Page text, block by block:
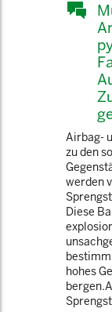
Airbag-
zu den
werden
Diese
hohes